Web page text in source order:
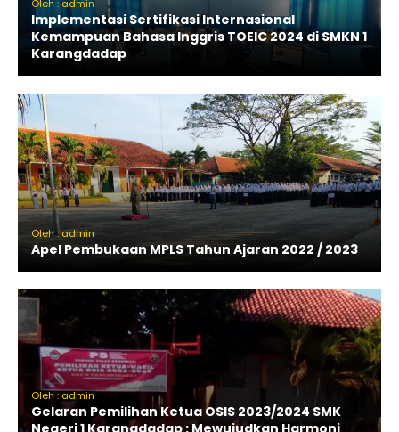
Oleh : admin
Implementasi Sertifikasi Internasional
Kemampuan Bahasa Inggris TOEIC 2024 di SMKN 1
Karangdadap
Oleh : admin
Apel Pembukaan MPLS Tahun Ajaran 2022 / 2023
Oleh : admin
Gelaran Pemilihan Ketua OSIS 2023/2024 SMK
Negeri 1 Karangdadap : Mewujudkan Harmoni